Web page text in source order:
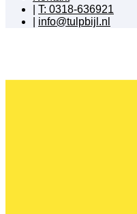
T: 0318-636921
info@tulpbijl.nl